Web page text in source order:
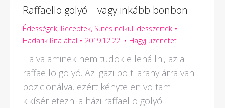
Raffaello golyó – vagy inkább bonbon
Édességek, Receptek, Sütés nélküli desszertek
Hadarik Rita által 2019.12.22. Hagyj üzenetet
Ha valaminek nem tudok ellenállni, az a
raffaello golyó. Az igazi bolti arany árra van
pozicionálva, ezért kénytelen voltam
kikísérletezni a házi raffaello golyó